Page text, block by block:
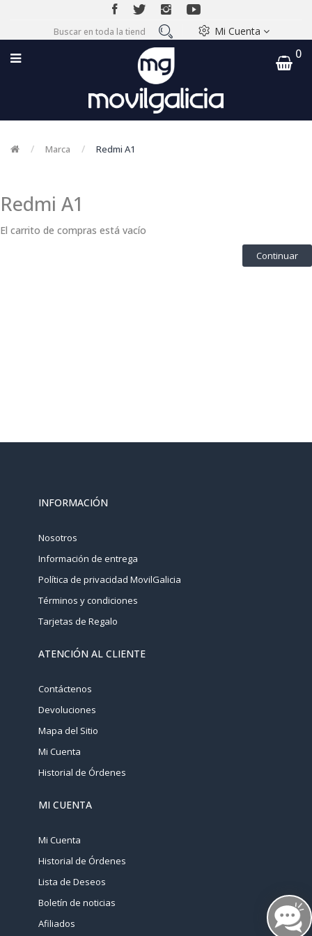
Mi Cuenta
0
Marca Redmi A1
Redmi A1
El carrito de compras está vacío
Continuar
INFORMACIÓN
Nosotros
Información de entrega
Política de privacidad MovilGalicia
Términos y condiciones
Tarjetas de Regalo
ATENCIÓN AL CLIENTE
Contáctenos
Devoluciones
Mapa del Sitio
Mi Cuenta
Historial de Órdenes
MI CUENTA
Mi Cuenta
Historial de Órdenes
Lista de Deseos
Boletín de noticias
Afiliados